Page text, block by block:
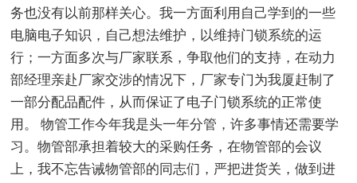
务也没有以前那样关心。我一方面利用自己学到的一些
电脑电子知识，自己想法维护，以维持门锁系统的运
行；一方面多次与厂家联系，争取他们的支持，在动力
部经理亲赴厂家交涉的情况下，厂家专门为我厦赶制了
一部分配品配件，从而保证了电子门锁系统的正常使
用。 物管工作今年我是头一年分管，许多事情还需要学
习。物管部承担着较大的采购任务，在物管部的会议
上，我不忘告诫物管部的同志们，严把进货关，做到进